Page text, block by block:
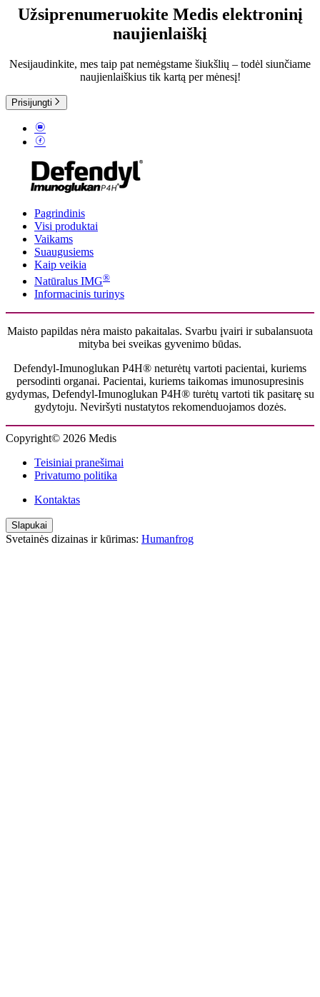
Užsiprenumeruokite Medis elektroninį
naujienlaiškį
Nesijaudinkite, mes taip pat nemėgstame šiukšlių – todėl siunčiame
naujienlaiškius tik kartą per mėnesį!
Prisijungti
Pagrindinis
Visi produktai
Vaikams
Suaugusiems
Kaip veikia
Natūralus IMG®
Informacinis turinys
Maisto papildas nėra maisto pakaitalas. Svarbu įvairi ir subalansuota
mityba bei sveikas gyvenimo būdas.
Defendyl-Imunoglukan P4H® neturėtų vartoti pacientai, kuriems
persodinti organai. Pacientai, kuriems taikomas imunosupresinis
gydymas, Defendyl-Imunoglukan P4H® turėtų vartoti tik pasitarę su
gydytoju. Neviršyti nustatytos rekomenduojamos dozės.
Copyright© 2026 Medis
Teisiniai pranešimai
Privatumo politika
Kontaktas
Slapukai
Svetainės dizainas ir kūrimas: Humanfrog